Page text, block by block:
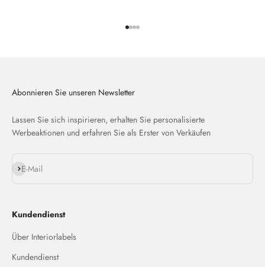
Abonnieren Sie unseren Newsletter
Lassen Sie sich inspirieren, erhalten Sie personalisierte
Werbeaktionen und erfahren Sie als Erster von Verkäufen
E-Mail
Abonnieren
Kundendienst
Über Interiorlabels
Kundendienst